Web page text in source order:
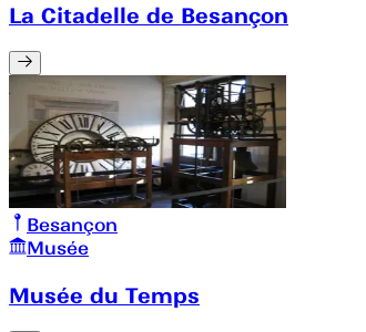
La Citadelle de Besançon
Besançon
Musée
Musée du Temps